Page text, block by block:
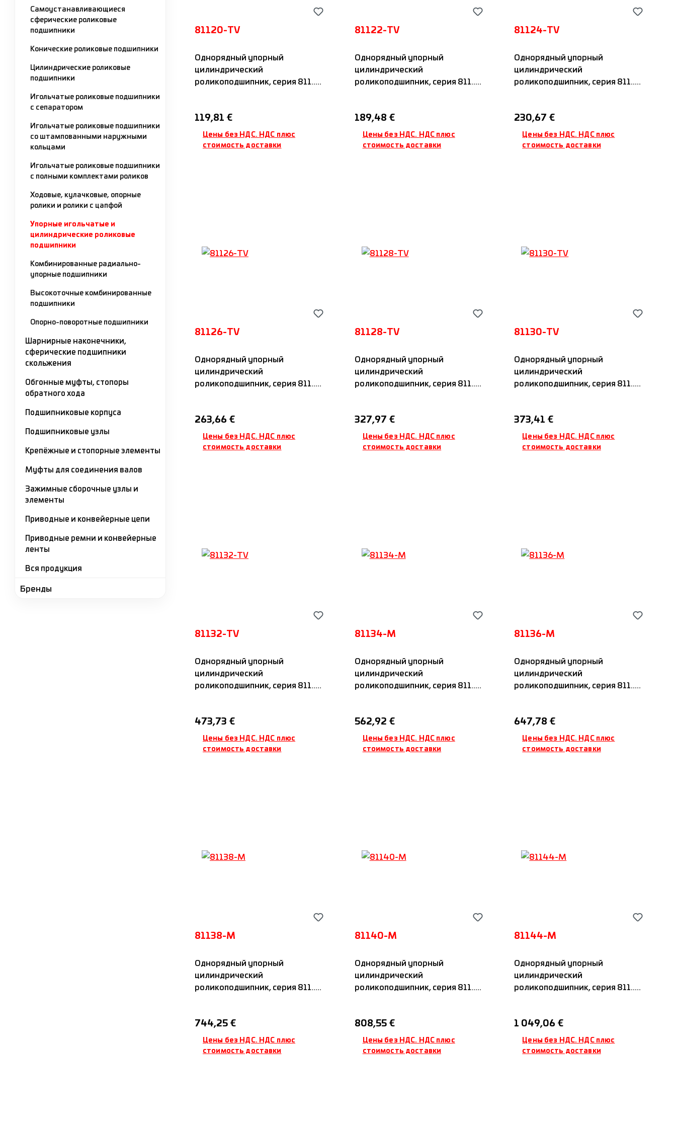
Самоустанавливающиеся
сферические роликовые
подшипники
Конические роликовые подшипники
Цилиндрические роликовые
подшипники
Игольчатые роликовые подшипники
с сепаратором
Игольчатые роликовые подшипники
со штампованными наружными
кольцами
Игольчатые роликовые подшипники
с полными комплектами роликов
Ходовые, кулачковые, опорные
ролики и ролики с цапфой
Упорные игольчатые и
цилиндрические роликовые
подшипники
Комбинированные радиально-
упорные подшипники
Высокоточные комбинированные
подшипники
Опорно-поворотные подшипники
Шарнирные наконечники,
сферические подшипники
скольжения
Обгонные муфты, стопоры
обратного хода
Подшипниковые корпуса
Подшипниковые узлы
Крепёжные и стопорные элементы
Муфты для соединения валов
Зажимные сборочные узлы и
элементы
Приводные и конвейерные цепи
Приводные ремни и конвейерные
ленты
Вся продукция
Бренды
81120-TV
Однорядный упорный
цилиндрический
роликоподшипник, серия 811...,
Обычная цена:
119,81 €
Цены без НДС. НДС плюс
стоимость доставки
81122-TV
Однорядный упорный
цилиндрический
роликоподшипник, серия 811...,
Обычная цена:
189,48 €
Цены без НДС. НДС плюс
стоимость доставки
81124-TV
Однорядный упорный
цилиндрический
роликоподшипник, серия 811...,
Обычная цена:
230,67 €
Цены без НДС. НДС плюс
стоимость доставки
81126-TV
Однорядный упорный
цилиндрический
роликоподшипник, серия 811...,
Обычная цена:
263,66 €
Цены без НДС. НДС плюс
стоимость доставки
81128-TV
Однорядный упорный
цилиндрический
роликоподшипник, серия 811...,
Обычная цена:
327,97 €
Цены без НДС. НДС плюс
стоимость доставки
81130-TV
Однорядный упорный
цилиндрический
роликоподшипник, серия 811...,
Обычная цена:
373,41 €
Цены без НДС. НДС плюс
стоимость доставки
81132-TV
Однорядный упорный
цилиндрический
роликоподшипник, серия 811...,
Обычная цена:
473,73 €
Цены без НДС. НДС плюс
стоимость доставки
81134-M
Однорядный упорный
цилиндрический
роликоподшипник, серия 811...,
Обычная цена:
562,92 €
Цены без НДС. НДС плюс
стоимость доставки
81136-M
Однорядный упорный
цилиндрический
роликоподшипник, серия 811...,
Обычная цена:
647,78 €
Цены без НДС. НДС плюс
стоимость доставки
81138-M
Однорядный упорный
цилиндрический
роликоподшипник, серия 811...,
Обычная цена:
744,25 €
Цены без НДС. НДС плюс
стоимость доставки
81140-M
Однорядный упорный
цилиндрический
роликоподшипник, серия 811...,
Обычная цена:
808,55 €
Цены без НДС. НДС плюс
стоимость доставки
81144-M
Однорядный упорный
цилиндрический
роликоподшипник, серия 811...,
Обычная цена:
1 049,06 €
Цены без НДС. НДС плюс
стоимость доставки